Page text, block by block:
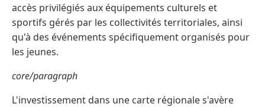
accès privilégiés aux équipements culturels et
sportifs gérés par les collectivités territoriales, ainsi
qu'à des événements spécifiquement organisés pour
les jeunes.
core/paragraph
L'investissement dans une carte régionale s'avère